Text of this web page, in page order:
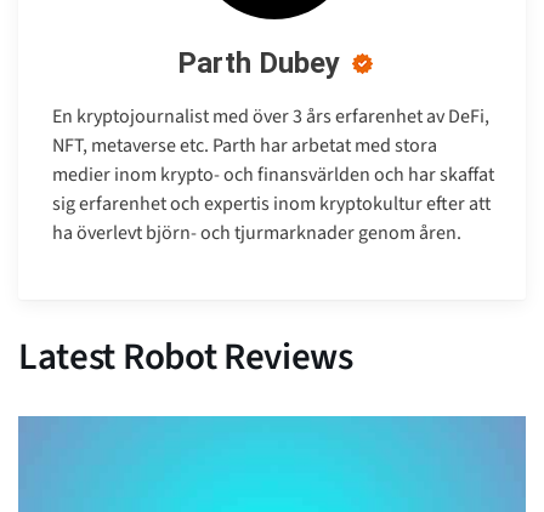
Parth Dubey
En kryptojournalist med över 3 års erfarenhet av DeFi,
NFT, metaverse etc. Parth har arbetat med stora
medier inom krypto- och finansvärlden och har skaffat
sig erfarenhet och expertis inom kryptokultur efter att
ha överlevt björn- och tjurmarknader genom åren.
Latest Robot Reviews